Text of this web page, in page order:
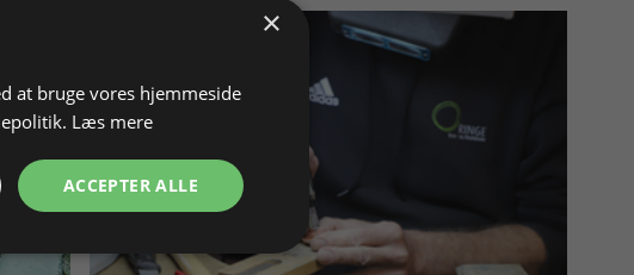
×
at bruge vores hjemmeside
Læs mere
ACCEPTER ALLE